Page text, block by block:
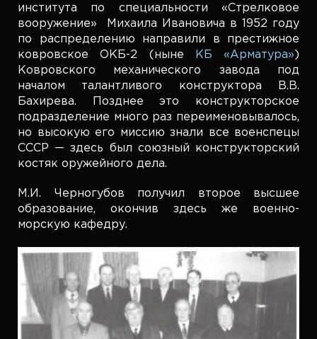
института по специальности «Стрелковое
вооружение» Михаила Ивановича в 1952 году
по распределению направили в престижное
ковровское ОКБ-2 (ныне
КБ «Арматура» )
Ковровского механического завода под
началом талантливого конструктора В.В.
Бахирева. Позднее это конструкторское
подразделение много раз переименовывалось,
но высокую его миссию знали все военспецы
СССР — здесь был союзный конструкторский
костяк оружейного дела.
М.И. Черногубов получил второе высшее
образование, окончив здесь же военно-
морскую кафедру.